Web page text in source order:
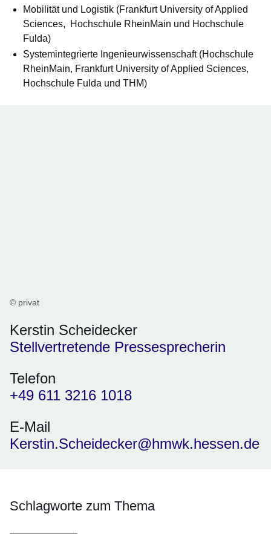
Mobilität und Logistik (Frankfurt University of Applied
Sciences, Hochschule RheinMain und Hochschule
Fulda)
Systemintegrierte Ingenieurwissenschaft (Hochschule
RheinMain, Frankfurt University of Applied Sciences,
Hochschule Fulda und THM)
© privat
Kerstin Scheidecker
Stellvertretende Pressesprecherin
Telefon
+49 611 3216 1018
E-Mail
Kerstin.Scheidecker@hmwk.hessen.de
Schlagworte zum Thema